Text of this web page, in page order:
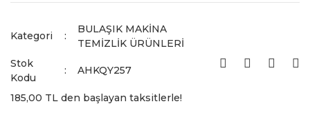
Kategori
BULAŞIK MAKİNA
TEMİZLİK ÜRÜNLERİ
Stok
Kodu
AHKQY257
185,00 TL den başlayan taksitlerle!